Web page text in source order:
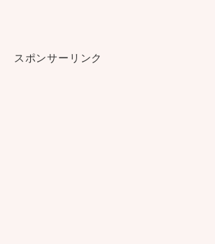
スポンサーリンク